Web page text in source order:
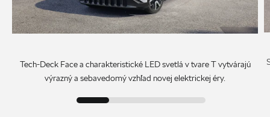
Tech-Deck Face a charakteristické LED svetlá v tvare T vytvárajú
výrazný a sebavedomý vzhľad novej elektrickej éry.